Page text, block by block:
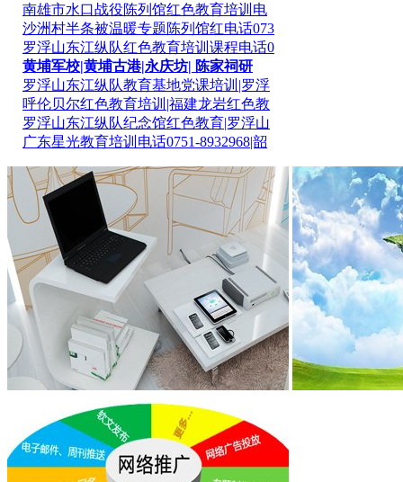
南雄市水口战役陈列馆红色教育培训电
沙洲村半条被温暖专题陈列馆红电话073
罗浮山东江纵队红色教育培训课程电话0
黄埔军校|黄埔古港|永庆坊| 陈家祠研
罗浮山东江纵队教育基地党课培训|罗浮
呼伦贝尔红色教育培训|福建龙岩红色教
罗浮山东江纵队纪念馆红色教育|罗浮山
广东星光教育培训电话0751-8932968|韶